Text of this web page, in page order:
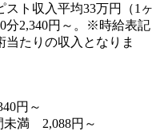
ト収入平均33万円（1ヶ
分2,340円～。※時給表記
当たりの収入となりま
円～
未満 2,088円～